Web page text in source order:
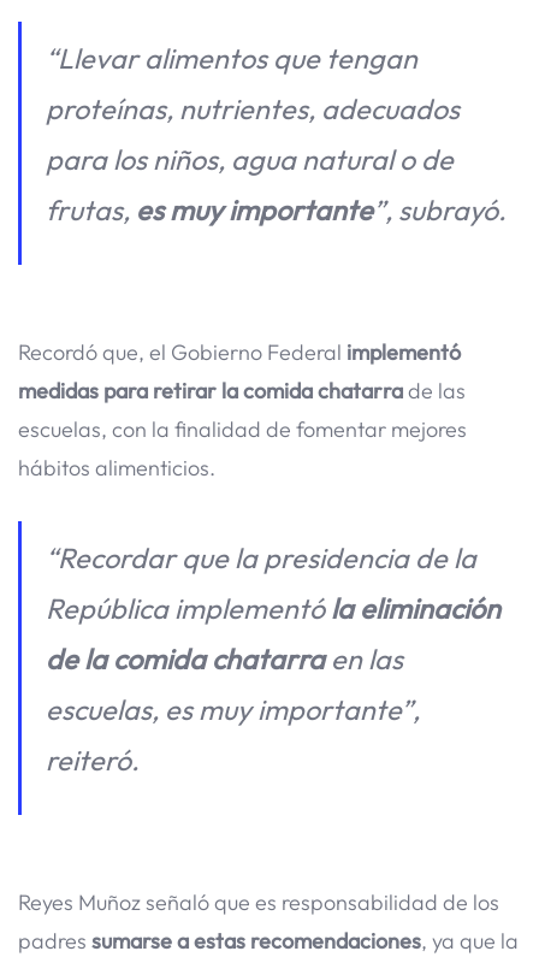
“Llevar alimentos que tengan
proteínas, nutrientes, adecuados
para los niños, agua natural o de
frutas, es muy importante”, subrayó.
Recordó que, el Gobierno Federal implementó
medidas para retirar la comida chatarrade las
escuelas, con la finalidad de fomentar mejores
hábitos alimenticios.
“Recordar que la presidencia de la
República implementóla eliminación
de la comida chatarraen las
escuelas, es muy importante”,
reiteró.
Reyes Muñoz señaló que es responsabilidad de los
padres sumarse a estas recomendaciones, ya que la